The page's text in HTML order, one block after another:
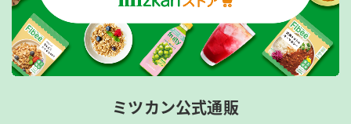
ミツカン公式通販